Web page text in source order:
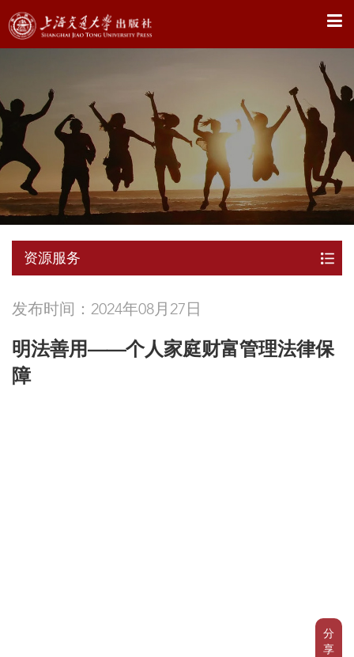
X
分
享
资源服务
发布时间：2024年08月27日
明法善用——个人家庭财富管理法律保
障